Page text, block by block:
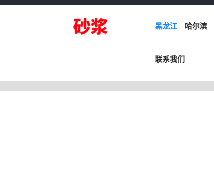
黑龙江 哈尔滨
联系我们